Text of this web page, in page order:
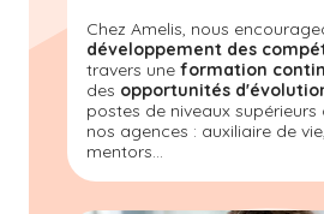
Chez Amelis, nous
développement des
travers une formation
des opportunités
postes de niveaux supérieurs
nos agences : auxiliaire de
mentors...